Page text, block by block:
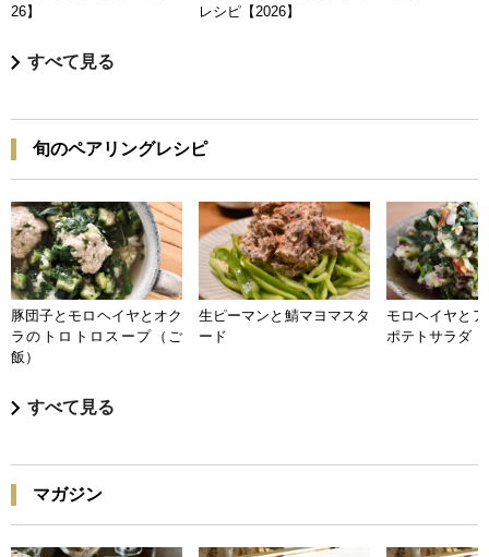
26】
レシピ【2026】
すべて見る
旬のペアリングレシピ
豚団子とモロヘイヤとオク
ラのトロトロスープ（ご
飯）
生ピーマンと鯖マヨマスタ
ード
モロヘイヤと
ポテトサラダ
すべて見る
マガジン